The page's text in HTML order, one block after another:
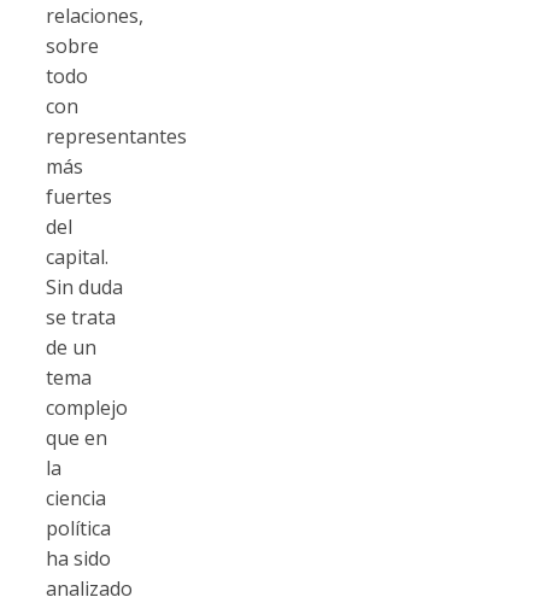
relaciones,
sobre
todo
con
representantes
más
fuertes
del
capital.
Sin duda
se trata
de un
tema
complejo
que en
la
ciencia
política
ha sido
analizado